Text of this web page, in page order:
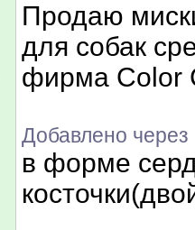
Продаю
для собак
фирма Color
Добавлено
в форме